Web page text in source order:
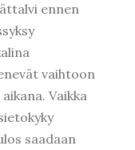
ennen
vaihtoon
Vaikka
saadaan